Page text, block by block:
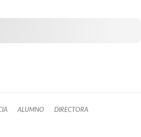
ALUMNO DIRECTORA